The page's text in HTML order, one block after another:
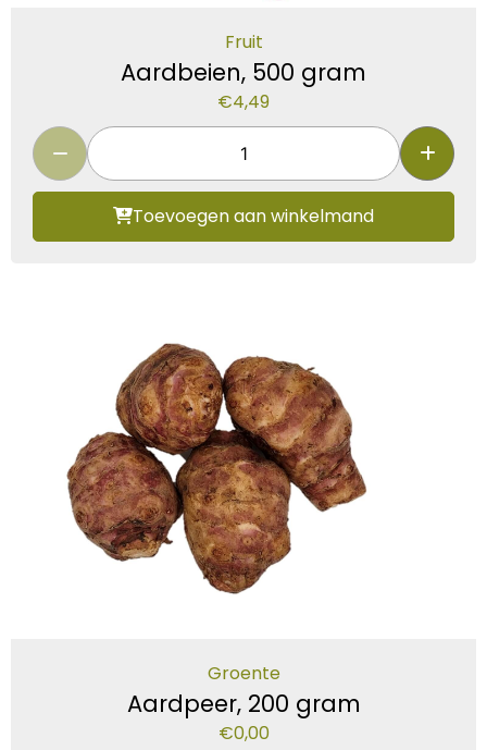
Fruit
Aardbeien, 500 gram
€4,49
Toevoegen aan winkelmand
Groente
Aardpeer, 200 gram
€0,00